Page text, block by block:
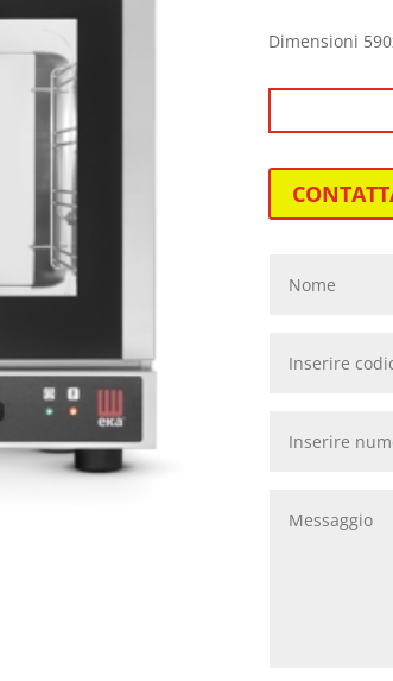
Dimensioni